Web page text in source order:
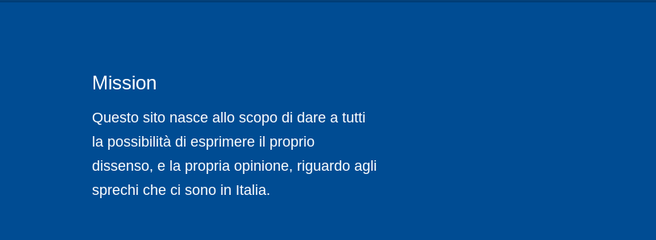
Mission
Questo sito nasce allo scopo di dare a tutti
la possibilità di esprimere il proprio
dissenso, e la propria opinione, riguardo agli
sprechi che ci sono in Italia.